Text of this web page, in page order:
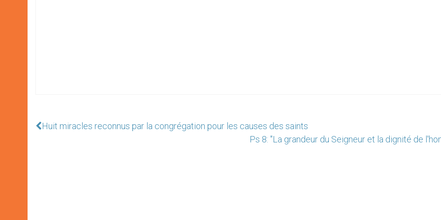
Huit miracles reconnus par la congrégation pour les causes des saints
Ps 8: "La grandeur du Seigneur et la dignité de